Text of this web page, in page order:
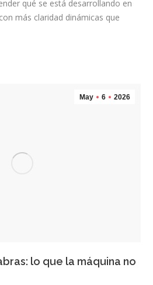
qué se está desarrollando en
más claridad dinámicas que
May 6 2026
lo que la máquina no